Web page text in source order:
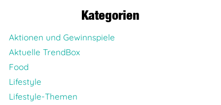
Kategorien
Aktionen und Gewinnspiele
Aktuelle TrendBox
Food
Lifestyle
Lifestyle-Themen